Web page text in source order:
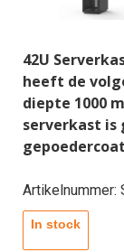
42U
heeft de
diepte 1000
serverkast is
Artikelnummer:
In stock